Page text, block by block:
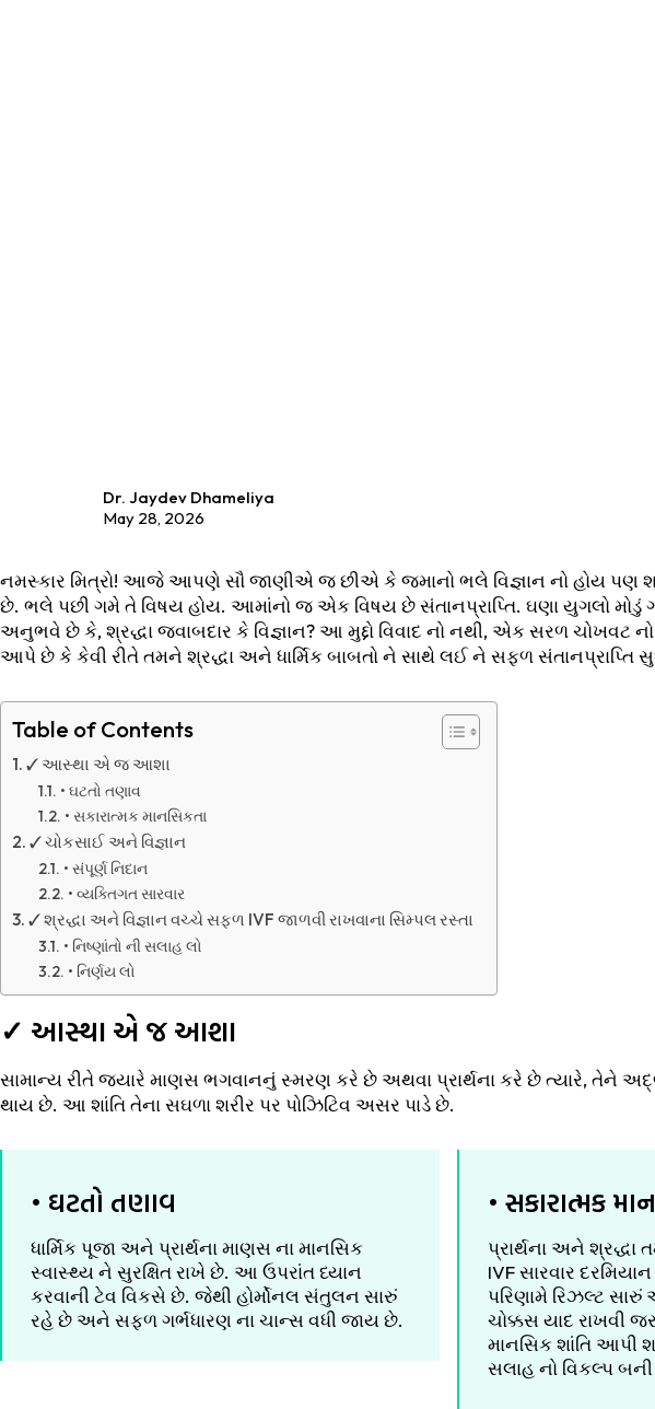
Dr. Jaydev Dhameliya
May 28, 2026
નમસ્કાર મિત્રો! આજે આપણે સૌ જાણીએ જ છીએ કે જમાનો ભલે વિજ્ઞાન નો હોય પણ
છે. ભલે પછી ગમે તે વિષય હોય. આમાંનો જ એક વિષય છે સંતાનપ્રાપ્તિ. ઘણા યુગલો મોડું
અનુભવે છે કે, શ્રદ્ધા જવાબદાર કે વિજ્ઞાન? આ મુદ્દો વિવાદ નો નથી, એક સરળ ચોખવટ
આપે છે કે કેવી રીતે તમને શ્રદ્ધા અને ધાર્મિક બાબતો ને સાથે લઈ ને સફળ સંતાનપ્રાપ્તિ
Table of Contents
✓ આસ્થા એ જ આશા
• ઘટતો તણાવ
• સકારાત્મક માનસિકતા
✓ ચોકસાઈ અને વિજ્ઞાન
• સંપૂર્ણ નિદાન
• વ્યક્તિગત સારવાર
✓ શ્રદ્ધા અને વિજ્ઞાન વચ્ચે સફળ IVF જાળવી રાખવાના સિમ્પલ રસ્તા
• નિષ્ણાંતો ની સલાહ લો
• નિર્ણય લો
✓ આસ્થા એ જ આશા
સામાન્ય રીતે જ્યારે માણસ ભગવાનનું સ્મરણ કરે છે અથવા પ્રાર્થના કરે છે ત્યારે, તેને
થાય છે. આ શાંતિ તેના સઘળા શરીર પર પોઝિટિવ અસર પાડે છે.
• ઘટતો તણાવ
ધાર્મિક પૂજા અને પ્રાર્થના માણસ ના માનસિક
સ્વાસ્થ્ય ને સુરક્ષિત રાખે છે. આ ઉપરાંત ધ્યાન
કરવાની ટેવ વિકસે છે. જેથી હોર્મોનલ સંતુલન સારું
રહે છે અને સફળ ગર્ભધારણ ના ચાન્સ વધી જાય છે.
• સકારાત્મક
પ્રાર્થના અને શ્રદ્ધા
IVF સારવાર
પરિણામે રિઝલ્ટ
ચોક્કસ યાદ રાખવી
માનસિક શાંતિ આપી
સલાહ નો વિકલ્પ